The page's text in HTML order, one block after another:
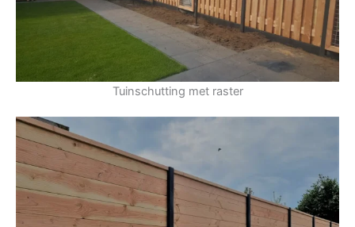
Tuinschutting met raster